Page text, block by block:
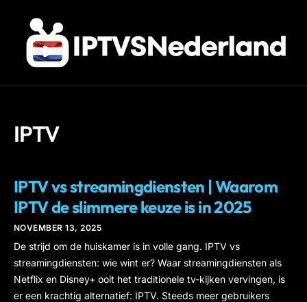
IPTV
IPTV vs streamingdiensten | Waarom
IPTV de slimmere keuze is in 2025
NOVEMBER 13, 2025
De strijd om de huiskamer is in volle gang. IPTV vs
streamingdiensten: wie wint er? Waar streamingdiensten als
Netflix en Disney+ ooit het traditionele tv-kijken vervingen, is
er een krachtig alternatief: IPTV. Steeds meer gebruikers